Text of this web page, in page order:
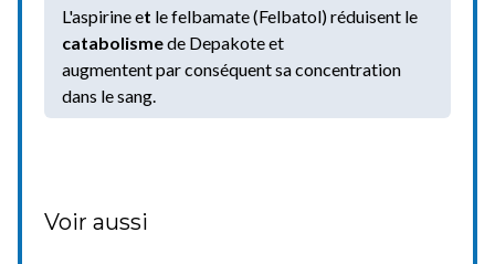
L'aspirine et le felbamate (Felbatol) réduisent le
catabolismede Depakote et
augmentent par conséquent sa concentration
dans le sang.
Voir aussi